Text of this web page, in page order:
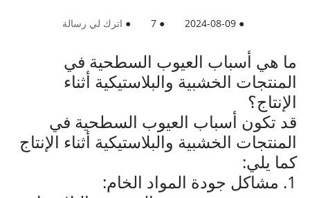
●
2024-08-09
●
7
● اترك لي رسالة
ما هي أسباب العيوب السطحية في
المنتجات الخشبية والبلاستيكية أثناء
الإنتاج؟
قد تكون أسباب العيوب السطحية في
المنتجات الخشبية والبلاستيكية أثناء الإنتاج
كما يلي:
1. مشاكل جودة المواد الخام: